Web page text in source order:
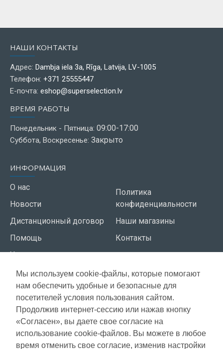
Мы используем cookie-файлы, которые помогают
нам обеспечить удобные и безопасные для
посетителей условия пользования сайтом.
Продолжив интернет-сессию или нажав кнопку
«Согласен», вы даете свое согласие на
использование cookie-файлов. Вы можете в любое
время отменить свое согласие, изменив настройки
НАШИ КОНТАКТЫ
Адрес: Dambja iela 3a, Rīga, Latvija, LV-1005
Телефон: +371 25555447
Е-почта: eshop@superselection.lv
ВРЕМЯ РАБОТЫ
Понедельник - Пятница: 09:00-17:00
Суббота, Воскресенье: Закрыто
ИНФОРМАЦИЯ
О нас
Новости
Дистанционный договор
Помощь
Условия использования
Политика
конфиденциальности
Наши магазины
Контакты
СЕРВИС КЛИЕНТОВ
Доставка
Оплата
Газета акций